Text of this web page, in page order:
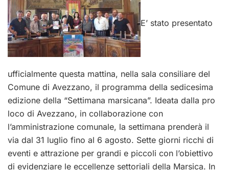
E’ stato presentato
ufficialmente questa mattina, nella sala consiliare del
Comune di Avezzano, il programma della sedicesima
edizione della “Settimana marsicana”. Ideata dalla pro
loco di Avezzano, in collaborazione con
l’amministrazione comunale, la settimana prenderà il
via dal 31 luglio fino al 6 agosto. Sette giorni ricchi di
eventi e attrazione per grandi e piccoli con l’obiettivo
di evidenziare le eccellenze settoriali della Marsica. In